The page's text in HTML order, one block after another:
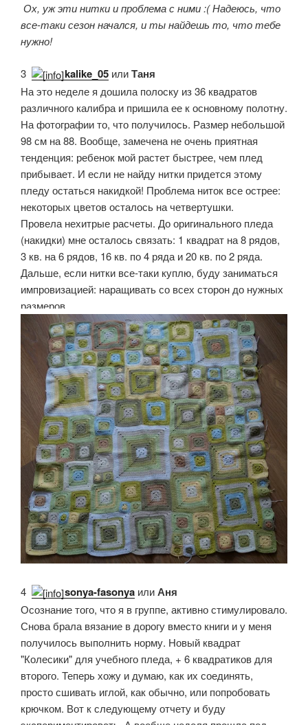
Ох, уж эти нитки и проблема с ними :( Надеюсь, что
все-таки сезон начался, и ты найдешь то, что тебе
нужно!
3. kalike_05 илиТаня
На это неделе я дошила полоску из 36 квадратов
различного калибра и пришила ее к основному полотну.
На фотографии то, что получилось. Размер небольшой
98 см на 88. Вообще, замечена не очень приятная
тенденция: ребенок мой растет быстрее, чем плед
прибывает. И если не найду нитки придется этому
пледу остаться накидкой! Проблема ниток все острее:
некоторых цветов осталось на четвертушки.
Провела нехитрые расчеты. До оригинального пледа
(накидки) мне осталось связать: 1 квадрат на 8 рядов,
3 кв. на 6 рядов, 16 кв. по 4 ряда и 20 кв. по 2 ряда.
Дальше, если нитки все-таки куплю, буду заниматься
импровизацией: наращивать со всех сторон до нужных
размеров.
4. sonya-fasonya илиАня
Осознание того, что я в группе, активно стимулировало.
Снова брала вязание в дорогу вместо книги и у меня
получилось выполнить норму. Новый квадрат
"Колесики" для учебного пледа, + 6 квадратиков для
второго. Теперь хожу и думаю, как их соединять,
просто сшивать иглой, как обычно, или попробовать
крючком. Вот к следующему отчету и буду